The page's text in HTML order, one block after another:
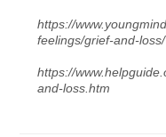
https://
feelings/grief-and-loss/
https://
and-loss.htm